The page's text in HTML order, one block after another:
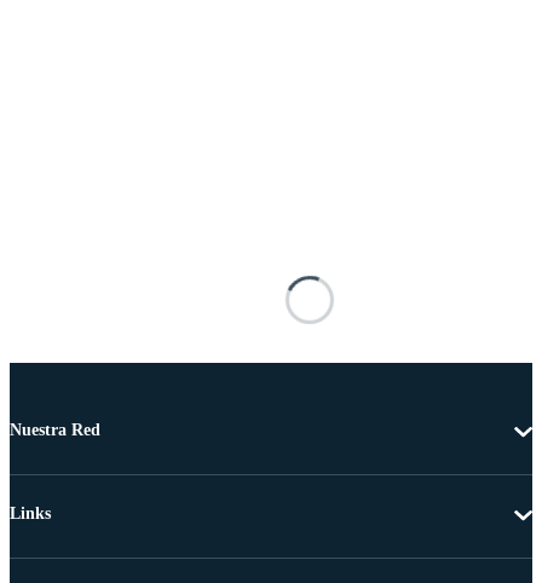
Nuestra Red
Links